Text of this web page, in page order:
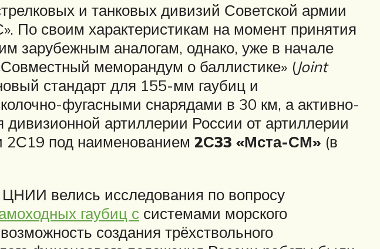
и танковых дивизий Советской армии
По своим характеристикам на момент принятия
зарубежным аналогам, однако, уже в начале
меморандум о баллистике» (Joint
стандарт для 155-мм гаубиц и
фугасными снарядами в 30 км, а активно-
артиллерии России от артиллерии
2С19 под наименованием 2С33 «Мста-СМ» (в
велись исследования по вопросу
гаубиц с системами морского
создания трёхствольного